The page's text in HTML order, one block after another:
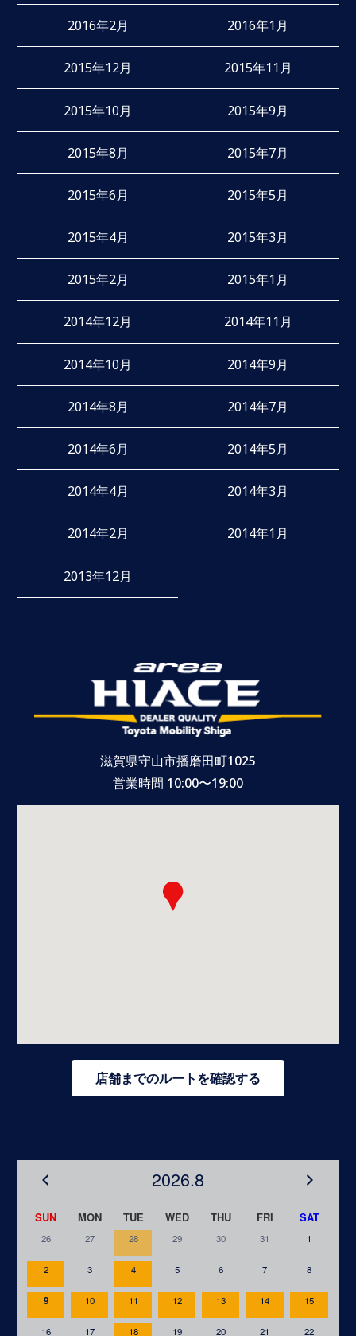
2016年2月 2016年1月
2015年12月 2015年11月
2015年10月 2015年9月
2015年8月 2015年7月
2015年6月 2015年5月
2015年4月 2015年3月
2015年2月 2015年1月
2014年12月 2014年11月
2014年10月 2014年9月
2014年8月 2014年7月
2014年6月 2014年5月
2014年4月 2014年3月
2014年2月 2014年1月
2013年12月
滋賀県守山市播磨田町1025
営業時間 10:00〜19:00
店舗までのルートを確認する
2026.8
SUN MON TUE WED THU FRI SAT
26 27 28 29 30 31 1
2 3 4 5 6 7 8
9 10 11 12 13 14 15
16 17 18 19 20 21 22